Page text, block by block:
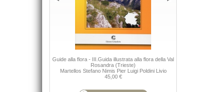
Guide alla flora - III.Guida illustrata alla flora della Val
Rosandra (Trieste)
Martellos Stefano Nimis Pier Luigi Poldini Livio
45,00 €